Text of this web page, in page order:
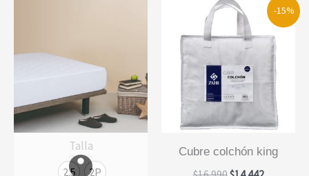
Talla
2.5 2P
-15%
cubre colchón king